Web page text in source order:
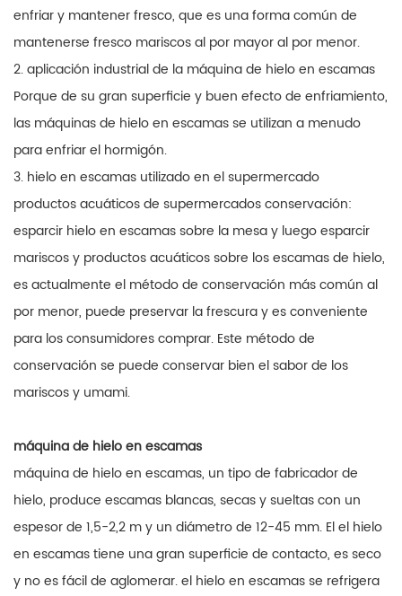
enfriar y mantener fresco, que es una forma común de
mantenerse fresco mariscos al por mayor al por menor.
2. aplicación industrial de la máquina de hielo en escamas
Porque de su gran superficie y buen efecto de enfriamiento,
las máquinas de hielo en escamas se utilizan a menudo
para enfriar el hormigón.
3. hielo en escamas utilizado en el supermercado
productos acuáticos de supermercados conservación:
esparcir hielo en escamas sobre la mesa y luego esparcir
mariscos y productos acuáticos sobre los escamas de hielo,
es actualmente el método de conservación más común al
por menor, puede preservar la frescura y es conveniente
para los consumidores comprar. Este método de
conservación se puede conservar bien el sabor de los
mariscos y umami.
máquina de hielo en escamas
máquina de hielo en escamas, un tipo de fabricador de
hielo, produce escamas blancas, secas y sueltas con un
espesor de 1,5-2,2 m y un diámetro de 12-45 mm. El el hielo
en escamas tiene una gran superficie de contacto, es seco
y no es fácil de aglomerar. el hielo en escamas se refrigera